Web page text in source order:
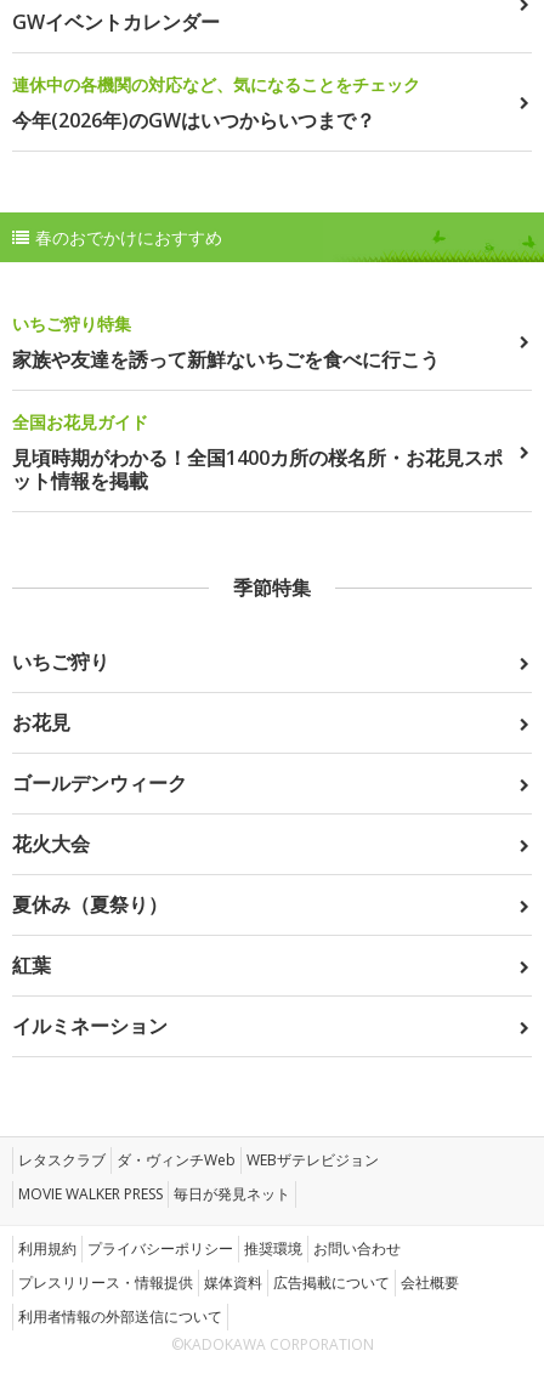
GWイベントカレンダー
連休中の各機関の対応など、気になることをチェック
今年(2026年)のGWはいつからいつまで？
春のおでかけにおすすめ
いちご狩り特集
家族や友達を誘って新鮮ないちごを食べに行こう
全国お花見ガイド
見頃時期がわかる！全国1400カ所の桜名所・お花見スポ
ット情報を掲載
季節特集
いちご狩り
お花見
ゴールデンウィーク
花火大会
夏休み（夏祭り）
紅葉
イルミネーション
レタスクラブ ダ・ヴィンチWeb WEBザテレビジョン
MOVIE WALKER PRESS 毎日が発見ネット
利用規約 プライバシーポリシー 推奨環境 お問い合わせ
プレスリリース・情報提供 媒体資料 広告掲載について 会社概要
利用者情報の外部送信について
©KADOKAWA CORPORATION